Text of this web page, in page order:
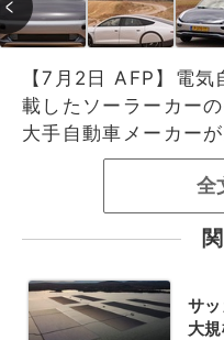
【7月2日 AFP】電
載したソーラーカー
大手自動車メーカー
全
サ
大